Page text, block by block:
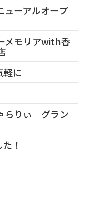
ューアルオープ
メモリアwith香
軽に
らりぃ グラン
！